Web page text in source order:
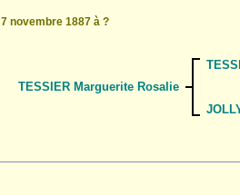
7 novembre 1887 à ?
TESSIER Marguerite Rosalie